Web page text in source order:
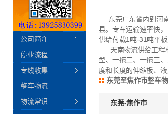
东莞广东省内到河南
县。专车运输速率快
供给荷载1吨-31吨平
天南物流供给工程
型、一拖二、一拖三
度和长度的伸缩板、
东莞至焦作市整车物
东莞-焦作市
公司简介
停业流程
专线收集
整车物流
物流常识